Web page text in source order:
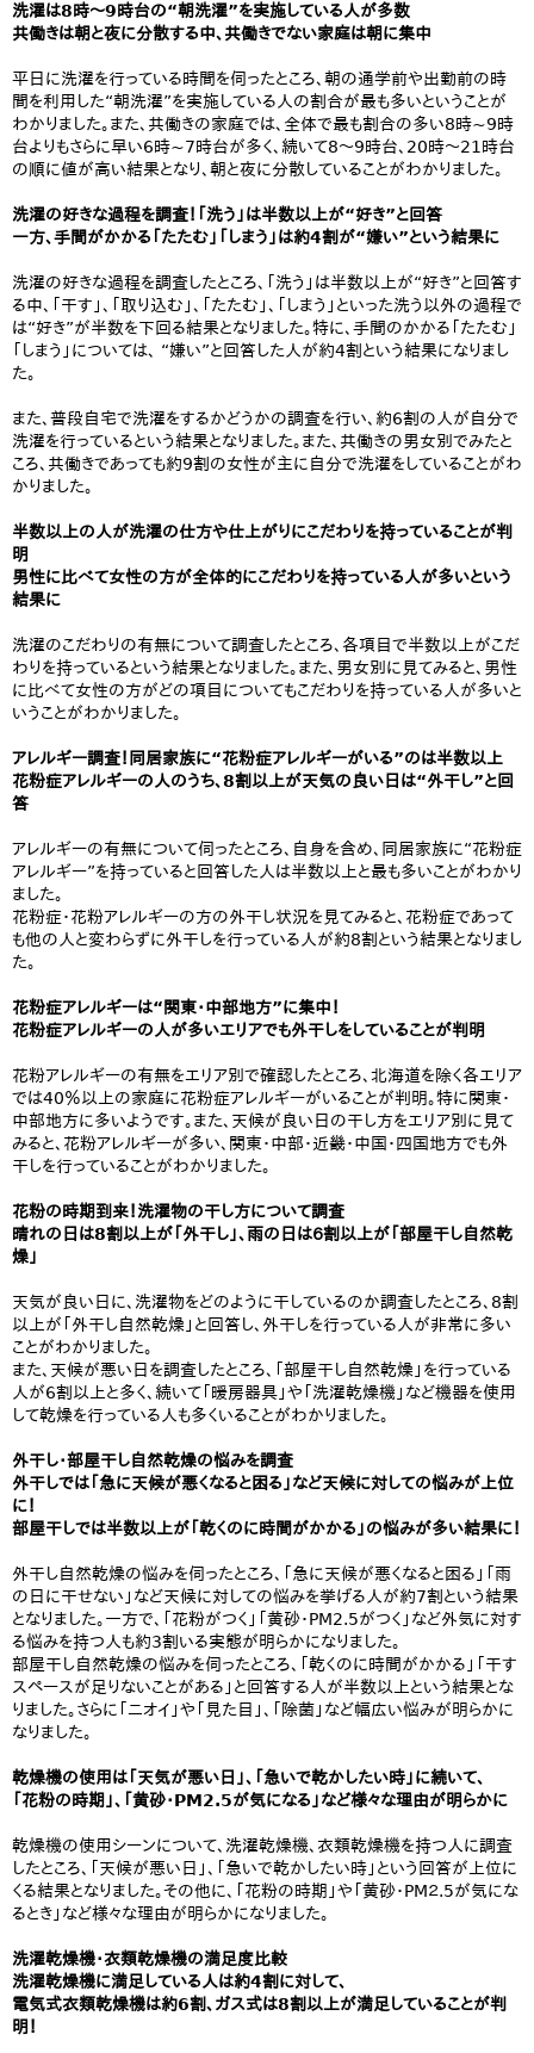
洗濯は8時～9時台の“朝洗濯”を実施している人が多数
共働きは朝と夜に分散する中、共働きでない家庭は朝に集中
平日に洗濯を行っている時間を伺ったところ、朝の通学前や出勤前の時
間を利用した“朝洗濯”を実施している人の割合が最も多いということが
わかりました。また、共働きの家庭では、全体で最も割合の多い8時~9時
台よりもさらに早い6時~7時台が多く、続いて8～9時台、20時～21時台
の順に値が高い結果となり、朝と夜に分散していることがわかりました。
洗濯の好きな過程を調査！「洗う」は半数以上が“好き”と回答
一方、手間がかかる「たたむ」「しまう」は約4割が“嫌い”という結果に
洗濯の好きな過程を調査したところ、「洗う」は半数以上が“好き”と回答す
る中、「干す」、「取り込む」、「たたむ」、「しまう」といった洗う以外の過程で
は“好き”が半数を下回る結果となりました。特に、手間のかかる「たたむ」
「しまう」については、 “嫌い”と回答した人が約4割という結果になりまし
た。
また、普段自宅で洗濯をするかどうかの調査を行い、約6割の人が自分で
洗濯を行っているという結果となりました。また、共働きの男女別でみたと
ころ、共働きであっても約9割の女性が主に自分で洗濯をしていることがわ
かりました。
半数以上の人が洗濯の仕方や仕上がりにこだわりを持っていることが判
明
男性に比べて女性の方が全体的にこだわりを持っている人が多いという
結果に
洗濯のこだわりの有無について調査したところ、各項目で半数以上がこだ
わりを持っているという結果となりました。また、男女別に見てみると、男性
に比べて女性の方がどの項目についてもこだわりを持っている人が多いと
いうことがわかりました。
アレルギー調査！同居家族に“花粉症アレルギーがいる”のは半数以上
花粉症アレルギーの人のうち、8割以上が天気の良い日は“外干し”と回
答
アレルギーの有無について伺ったところ、自身を含め、同居家族に“花粉症
アレルギー”を持っていると回答した人は半数以上と最も多いことがわかり
ました。
花粉症・花粉アレルギーの方の外干し状況を見てみると、花粉症であって
も他の人と変わらずに外干しを行っている人が約8割という結果となりまし
た。
花粉症アレルギーは“関東・中部地方”に集中！
花粉症アレルギーの人が多いエリアでも外干しをしていることが判明
花粉アレルギーの有無をエリア別で確認したところ、北海道を除く各エリア
では40％以上の家庭に花粉症アレルギーがいることが判明。特に関東・
中部地方に多いようです。また、天候が良い日の干し方をエリア別に見て
みると、花粉アレルギーが多い、関東・中部・近畿・中国・四国地方でも外
干しを行っていることがわかりました。
花粉の時期到来！洗濯物の干し方について調査
晴れの日は8割以上が「外干し」、雨の日は６割以上が「部屋干し自然乾
燥」
天気が良い日に、洗濯物をどのように干しているのか調査したところ、8割
以上が「外干し自然乾燥」と回答し、外干しを行っている人が非常に多い
ことがわかりました。
また、天候が悪い日を調査したところ、「部屋干し自然乾燥」を行っている
人が6割以上と多く、続いて「暖房器具」や「洗濯乾燥機」など機器を使用
して乾燥を行っている人も多くいることがわかりました。
外干し・部屋干し自然乾燥の悩みを調査
外干しでは「急に天候が悪くなると困る」など天候に対しての悩みが上位
に！
部屋干しでは半数以上が「乾くのに時間がかかる」の悩みが多い結果に！
外干し自然乾燥の悩みを伺ったところ、「急に天候が悪くなると困る」「雨
の日に干せない」など天候に対しての悩みを挙げる人が約7割という結果
となりました。一方で、「花粉がつく」「黄砂・PM2.5がつく」など外気に対す
る悩みを持つ人も約3割いる実態が明らかになりました。
部屋干し自然乾燥の悩みを伺ったところ、「乾くのに時間がかかる」「干す
スペースが足りないことがある」と回答する人が半数以上という結果とな
りました。さらに「ニオイ」や「見た目」、「除菌」など幅広い悩みが明らかに
なりました。
乾燥機の使用は「天気が悪い日」、「急いで乾かしたい時」に続いて、
「花粉の時期」、「黄砂・PM2.5が気になる」など様々な理由が明らかに
乾燥機の使用シーンについて、洗濯乾燥機、衣類乾燥機を持つ人に調査
したところ、「天候が悪い日」、「急いで乾かしたい時」という回答が上位に
くる結果となりました。その他に、「花粉の時期」や「黄砂・PM２.5が気にな
るとき」など様々な理由が明らかになりました。
洗濯乾燥機・衣類乾燥機の満足度比較
洗濯乾燥機に満足している人は約4割に対して、
電気式衣類乾燥機は約6割、ガス式は8割以上が満足していることが判
明！